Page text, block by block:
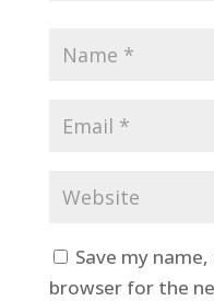
Save my
browser for the